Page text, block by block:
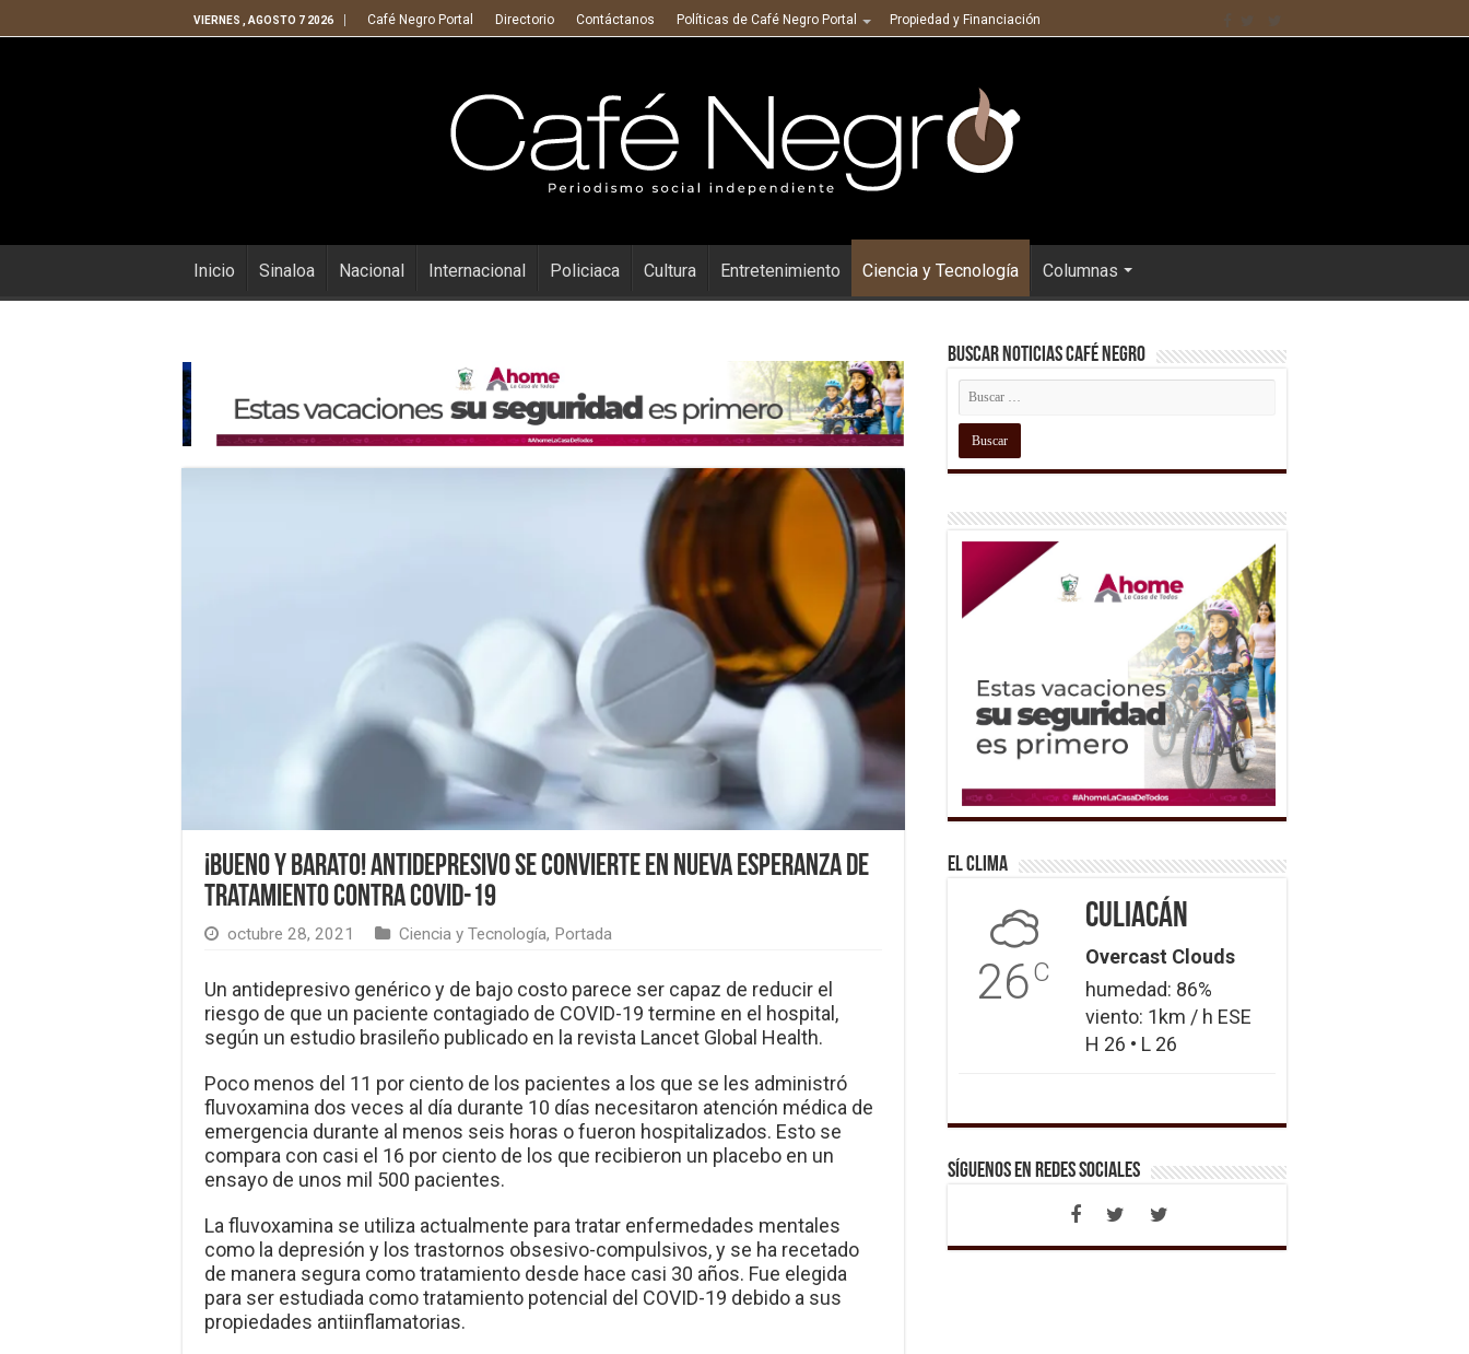
VIERNES , AGOSTO 7 2026 Café Negro Portal Directorio Contáctanos Políticas de Café Negro Portal Propiedad y Financiación
Inicio Sinaloa Nacional Internacional Policiaca Cultura Entretenimiento Ciencia y Tecnología Columnas
¡Bueno y barato! Antidepresivo se convierte en nueva esperanza de
tratamiento contra Covid-19
octubre 28, 2021 Ciencia y Tecnología, Portada
Un antidepresivo genérico y de bajo costo parece ser capaz de reducir el
riesgo de que un paciente contagiado de COVID-19 termine en el hospital,
según un estudio brasileño publicado en la revista Lancet Global Health.
Poco menos del 11 por ciento de los pacientes a los que se les administró
fluvoxamina dos veces al día durante 10 días necesitaron atención médica de
emergencia durante al menos seis horas o fueron hospitalizados. Esto se
compara con casi el 16 por ciento de los que recibieron un placebo en un
ensayo de unos mil 500 pacientes.
La fluvoxamina se utiliza actualmente para tratar enfermedades mentales
como la depresión y los trastornos obsesivo-compulsivos, y se ha recetado
de manera segura como tratamiento desde hace casi 30 años. Fue elegida
para ser estudiada como tratamiento potencial del COVID-19 debido a sus
propiedades antiinflamatorias.
Buscar Noticias Café Negro
El Clima
26C
Culiacán
Overcast Clouds
humedad: 86%
viento: 1km / h ESE
H 26 • L 26
Síguenos en Redes Sociales